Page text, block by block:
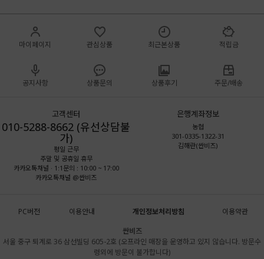
마이페이지 관심상품 최근본상품 적립금
공지사항 상품문의 상품후기 주문/배송
고객센터
010-5288-8662 (유선상담불
가)
평일 근무
주말 및 공휴일 휴무
카카오톡채널 · 1:1문의 : 10:00 ~ 17:00
카카오톡채널 @싼비즈
은행계좌정보
농협
301-0335-1322-31
김해란(싼비즈)
PC버전 이용안내 개인정보처리방침
이용약관
싼비즈
서울 중구 퇴계로 36 삼선빌딩 605-2호 (오프라인 매장을 운영하고 있지 않습니다. 방문수
령외에 방문이 불가합니다)